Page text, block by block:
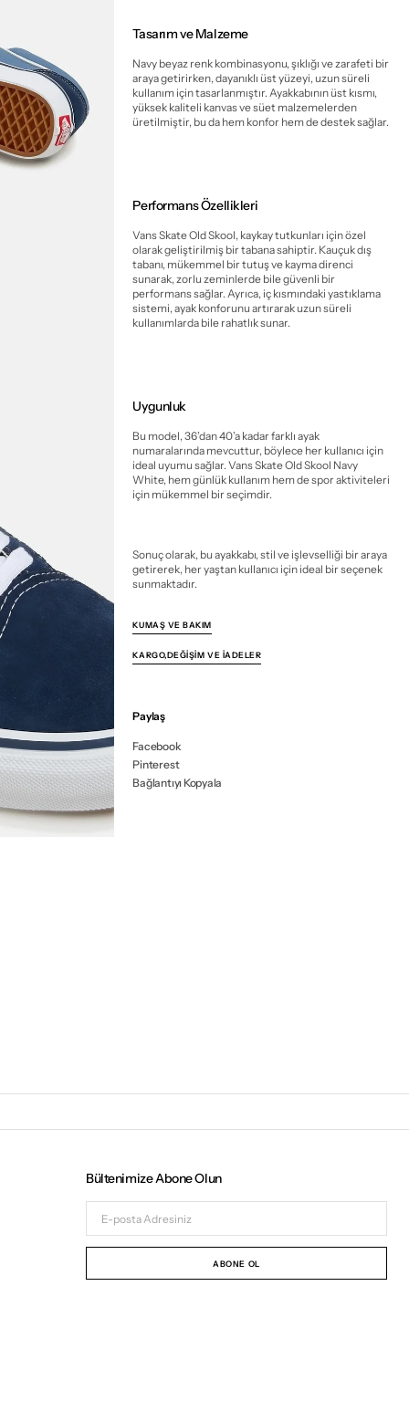
Tasarım ve Malzeme
Navy beyaz renk kombinasyonu, şıklığı ve zarafeti bir
araya getirirken, dayanıklı üst yüzeyi, uzun süreli
kullanım için tasarlanmıştır. Ayakkabının üst kısmı,
yüksek kaliteli kanvas ve süet malzemelerden
üretilmiştir, bu da hem konfor hem de destek sağlar.
Performans Özellikleri
Vans Skate Old Skool, kaykay tutkunları için özel
olarak geliştirilmiş bir tabana sahiptir. Kauçuk dış
tabanı, mükemmel bir tutuş ve kayma direnci
sunarak, zorlu zeminlerde bile güvenli bir
performans sağlar. Ayrıca, iç kısmındaki yastıklama
sistemi, ayak konforunu artırarak uzun süreli
kullanımlarda bile rahatlık sunar.
Uygunluk
Bu model, 36’dan 40’a kadar farklı ayak
numaralarında mevcuttur, böylece her kullanıcı için
ideal uyumu sağlar. Vans Skate Old Skool Navy
White, hem günlük kullanım hem de spor aktiviteleri
için mükemmel bir seçimdir.
Sonuç olarak, bu ayakkabı, stil ve işlevselliği bir araya
getirerek, her yaştan kullanıcı için ideal bir seçenek
sunmaktadır.
KUMAŞ VE BAKIM
KARGO,DEĞIŞIM VE İADELER
Paylaş
Facebook
Pinterest
Bağlantıyı Kopyala
Bültenimize Abone Olun
posta
Adresiniz
ABONE OL